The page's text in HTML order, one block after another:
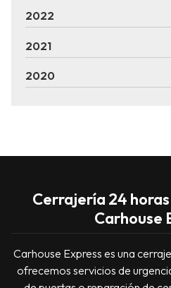
2022
2021
2020
Cerrajería 24
Carhouse
Carhouse Express es una
ofrecemos servicios de